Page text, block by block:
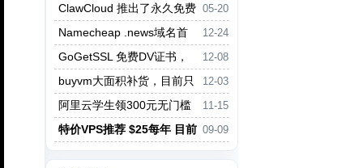
CDN套餐，支持CNAME分区解析
05-20
ClawCloud 推出了永久免费
容器，最高可获取4核心 8G内存
12-24
Namecheap .news域名首
年免费！续费原价
12-08
GoGetSSL 免费DV证书，
一年期，一个账号限买三个
12-03
buyvm大面积补货，目前只
有迈阿密有货了
11-15
阿里云学生领300元无门槛
券
09-09
特价VPS推荐 $25每年 目前
有货